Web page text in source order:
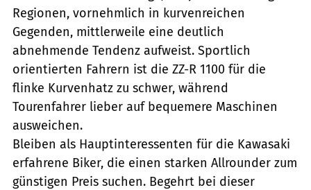
Regionen, vornehmlich in kurvenreichen
Gegenden, mittlerweile eine deutlich
abnehmende Tendenz aufweist. Sportlich
orientierten Fahrern ist die ZZ-R 1100 für die
flinke Kurvenhatz zu schwer, während
Tourenfahrer lieber auf bequemere Maschinen
ausweichen.
Bleiben als Hauptinteressenten für die Kawasaki
erfahrene Biker, die einen starken Allrounder zum
günstigen Preis suchen. Begehrt bei dieser